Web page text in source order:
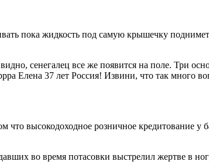
пока жидкость под самую крышечку
сенегалец все же появится на поле. Три
Елена 37 лет Россия! Извини, что так много
высокодоходное розничное кредитование у
во время потасовки выстрелил жертве в